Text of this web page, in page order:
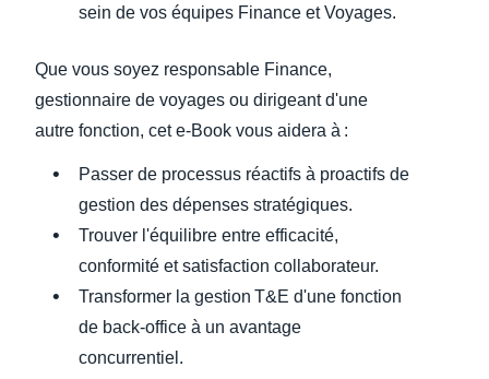
sein de vos équipes Finance et Voyages.
Que vous soyez responsable Finance,
gestionnaire de voyages ou dirigeant d'une
autre fonction, cet e-Book vous aidera à :
Passer de processus réactifs à proactifs de
gestion des dépenses stratégiques.
Trouver l'équilibre entre efficacité,
conformité et satisfaction collaborateur.
Transformer la gestion T&E d'une fonction
de back-office à un avantage
concurrentiel.